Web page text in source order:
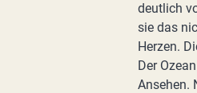
deutlich
sie das
Herzen.
Der
Ansehen.